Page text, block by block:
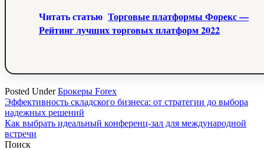
Читать статью Торговые платформы Форекс —
Рейтинг лучших торговых платформ 2022
Posted UnderБрокеры Forex
Навигация
по
записям
Эффективность складского бизнеса: от стратегии до выбора
надежных решений
Как выбрать идеальный конференц-зал для международной
встречи
Поиск